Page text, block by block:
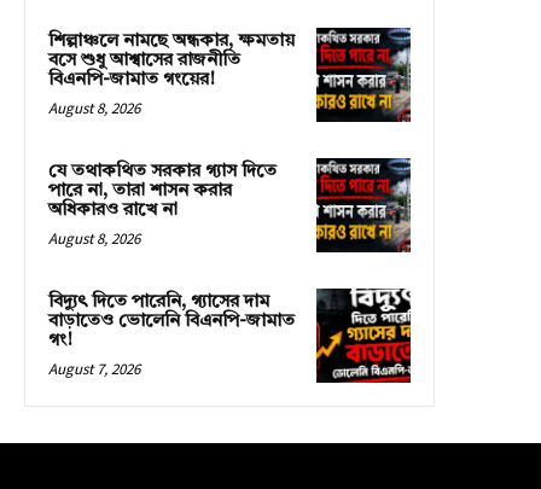
শিল্পাঞ্চলে নামছে অন্ধকার, ক্ষমতায়
বসে শুধু আশ্বাসের রাজনীতি
বিএনপি-জামাত গংয়ের!
August 8, 2026
যে তথাকথিত সরকার গ্যাস দিতে
পারে না, তারা শাসন করার
অধিকারও রাখে না
August 8, 2026
বিদ্যুৎ দিতে পারেনি, গ্যাসের দাম
বাড়াতেও ভোলেনি বিএনপি-জামাত
গং!
August 7, 2026